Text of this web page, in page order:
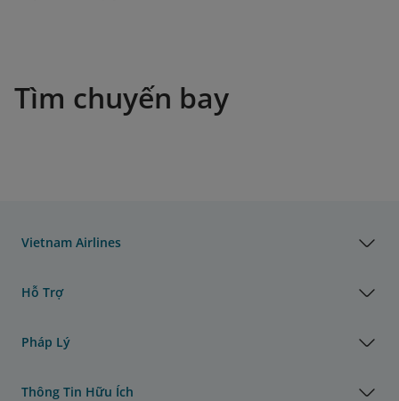
Tìm chuyến bay
Vietnam Airlines
Hỗ Trợ
Pháp Lý
Thông Tin Hữu Ích